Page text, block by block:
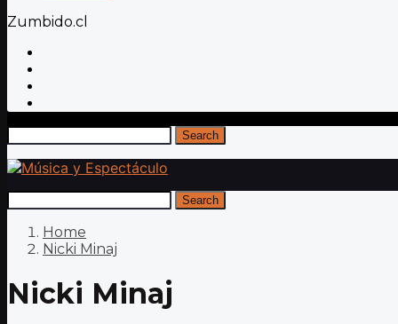
Zumbido.cl
Search
Search
Home
Nicki Minaj
Nicki Minaj